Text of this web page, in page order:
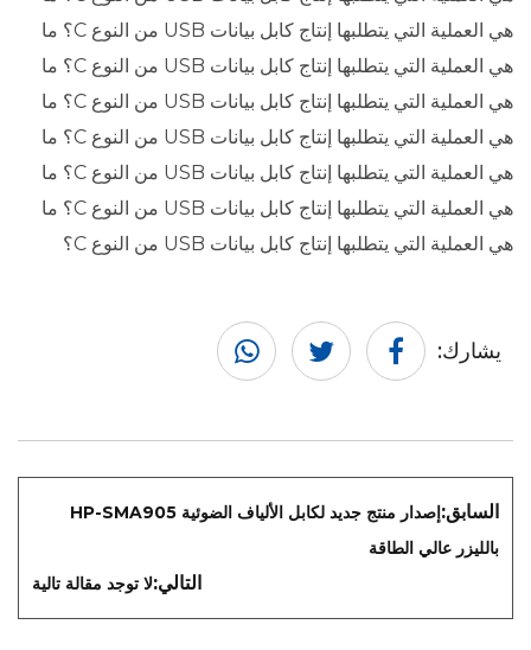
هي العملية التي يتطلبها إنتاج كابل بيانات USB من النوع C؟ ما
هي العملية التي يتطلبها إنتاج كابل بيانات USB من النوع C؟ ما
هي العملية التي يتطلبها إنتاج كابل بيانات USB من النوع C؟ ما
هي العملية التي يتطلبها إنتاج كابل بيانات USB من النوع C؟ ما
هي العملية التي يتطلبها إنتاج كابل بيانات USB من النوع C؟ ما
هي العملية التي يتطلبها إنتاج كابل بيانات USB من النوع C؟ ما
هي العملية التي يتطلبها إنتاج كابل بيانات USB من النوع C؟
يشارك:
السابق:
إصدار منتج جديد لكابل الألياف الضوئية HP-SMA905
بالليزر عالي الطاقة
التالي:لا توجد مقالة تالية